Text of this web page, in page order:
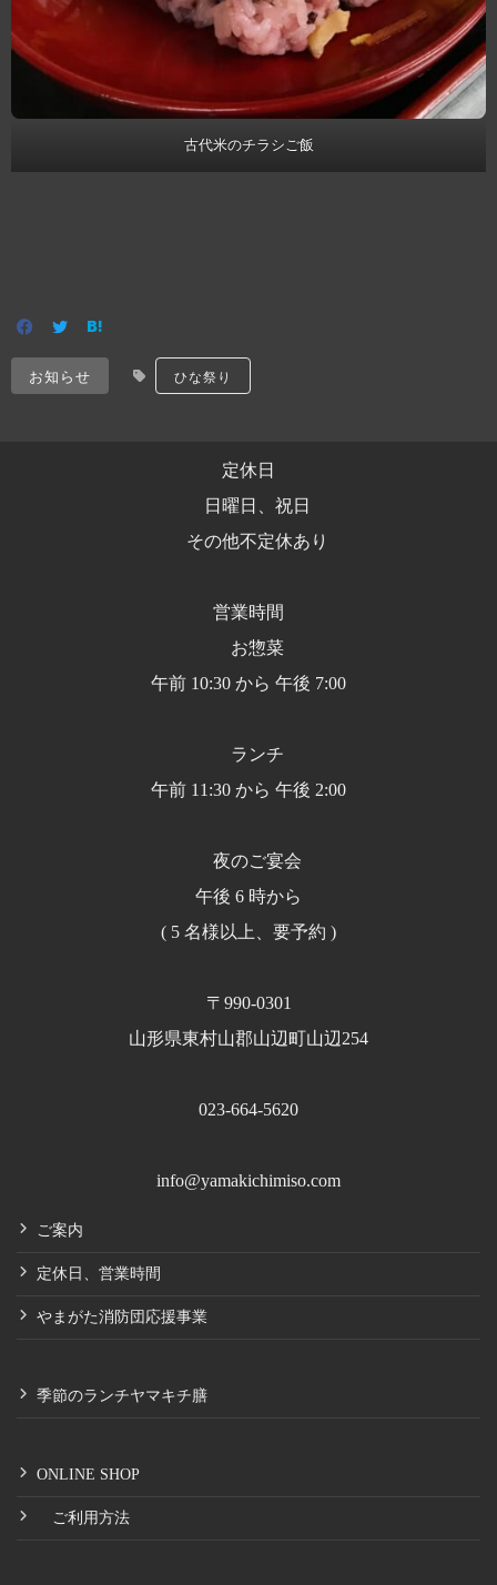
古代米のチラシご飯
お知らせ ひな祭り
定休日
日曜日、祝日
その他不定休あり
営業時間
お惣菜
午前 10:30 から 午後 7:00
ランチ
午前 11:30 から 午後 2:00
夜のご宴会
午後 6 時から
( 5 名様以上、要予約 )
〒990-0301
山形県東村山郡山辺町山辺254
023-664-5620
info@yamakichimiso.com
ご案内
定休日、営業時間
やまがた消防団応援事業
季節のランチヤマキチ膳
ONLINE SHOP
ご利用方法